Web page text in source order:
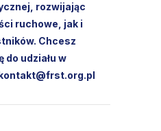
rozwijając
ruchowe, jak i
Chcesz
do udziału w